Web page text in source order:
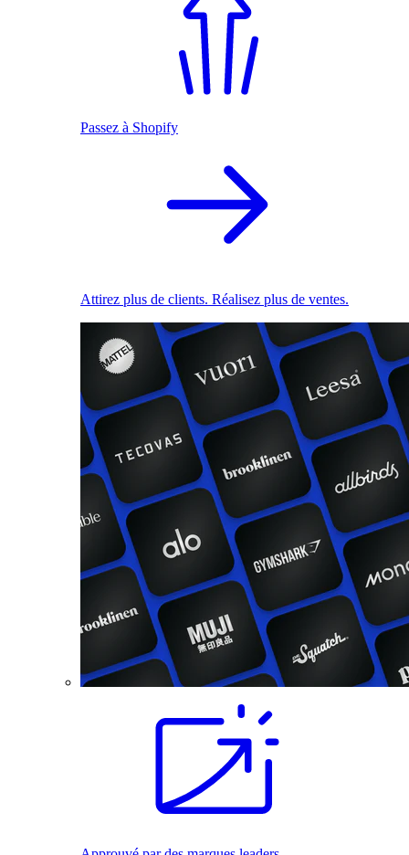
Passez à Shopify
Attirez plus de clients. Réalisez plus de ventes.